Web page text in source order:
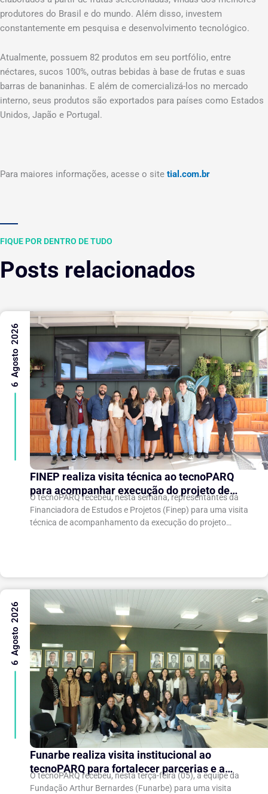
produtores do Brasil e do mundo. Além disso, investem
constantemente em pesquisa e desenvolvimento tecnológico.
Atualmente, possuem 82 produtos em seu portfólio, entre
néctares, sucos 100%, outras bebidas à base de frutas e suas
barras de bananinhas. E além de comercializá-los no mercado
interno, seus produtos são exportados para países como Estados
Unidos, Japão e Portugal.
Para maiores informações, acesse o site tial.com.br
FIQUE POR DENTRO DE TUDO
Posts relacionados
FINEP realiza visita técnica ao tecnoPARQ
para acompanhar execução do projeto de
expansão do Parque Tecnológico
O tecnoPARQ recebeu, nesta semana, representantes da
Financiadora de Estudos e Projetos (Finep) para uma visita
técnica de acompanhamento da execução do projeto
6 Agosto 2026
Funarbe realiza visita institucional ao
tecnoPARQ para fortalecer parcerias e a
gestão da inovação
O tecnoPARQ recebeu, nesta terça-feira (05), a equipe da
Fundação Arthur Bernardes (Funarbe) para uma visita
6 Agosto 2026